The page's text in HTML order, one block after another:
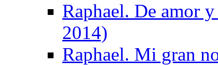
Raphael. De amor
2014)
Raphael. Mi gran